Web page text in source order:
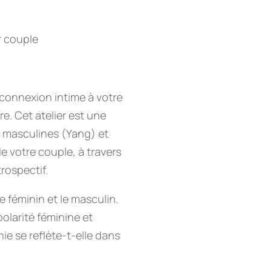
couple
intime à votre
Cet atelier est une
(Yang) et
votre couple, à travers
féminin et le masculin.
féminine et
se reflète-t-elle dans